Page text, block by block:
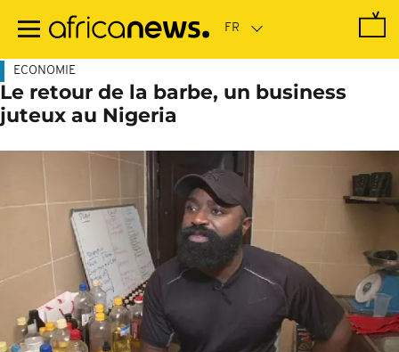
contenu
ECONOMIE
Le retour de la barbe, un business
juteux au Nigeria